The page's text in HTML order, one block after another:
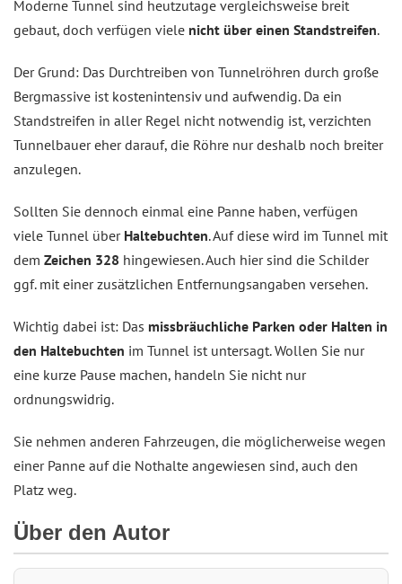
Moderne Tunnel sind heutzutage vergleichsweise breit
gebaut, doch verfügen viele nicht über einen Standstreifen.
Der Grund: Das Durchtreiben von Tunnelröhren durch große
Bergmassive ist kostenintensiv und aufwendig. Da ein
Standstreifen in aller Regel nicht notwendig ist, verzichten
Tunnelbauer eher darauf, die Röhre nur deshalb noch breiter
anzulegen.
Sollten Sie dennoch einmal eine Panne haben, verfügen
viele Tunnel überHaltebuchten. Auf diese wird im Tunnel mit
dem Zeichen 328 hingewiesen. Auch hier sind die Schilder
ggf. mit einer zusätzlichen Entfernungsangaben versehen.
Wichtig dabei ist: Das missbräuchliche Parken oder Halten in
den Haltebuchten im Tunnel ist untersagt. Wollen Sie nur
eine kurze Pause machen, handeln Sie nicht nur
ordnungswidrig.
Sie nehmen anderen Fahrzeugen, die möglicherweise wegen
einer Panne auf die Nothalte angewiesen sind, auch den
Platz weg.
Über den Autor